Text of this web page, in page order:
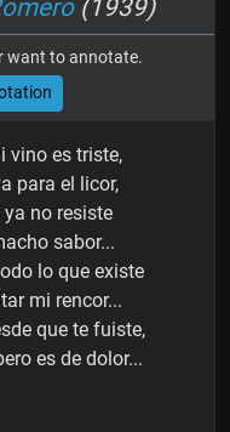
(1939)
want to annotate.
vino es triste,
para el licor,
no resiste
sabor...
lo que existe
mi rencor...
que te fuiste,
es de dolor...